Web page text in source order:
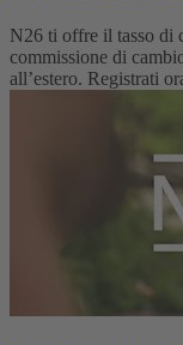
N26 ti offre il tasso di
commissione di
all’estero. Registrati